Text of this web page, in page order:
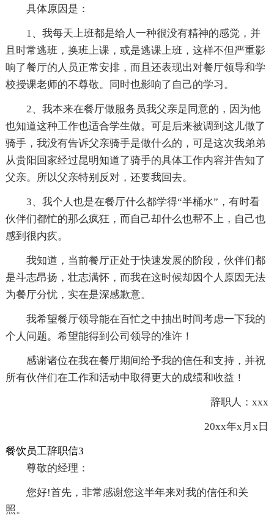
具体原因是：
1、我每天上班都是给人一种很没有精神的感觉，并
且时常逃班，换班上课，或是逃课上班，这样不但严重影
响了餐厅的人员正常安排，而且还表现出对餐厅领导和学
校授课老师的不尊敬。同时也影响了自己的学习。
2、我本来在餐厅做服务员我父亲是同意的，因为他
也知道这种工作也适合学生做。可是后来被调到这儿做了
骑手，我没有告诉父亲骑手是做什么的，可是这次我弟弟
从贵阳回家经过昆明知道了骑手的具体工作内容并告知了
父亲。所以父亲特别反对，还要我回去。
3、我个人也是在餐厅什么都学得“半桶水”，有时看
伙伴们都忙的那么疯狂，而自己却什么也帮不上，自己也
感到很内疚。
我知道，当前餐厅正处于快速发展的阶段，伙伴们都
是斗志昂扬，壮志满怀，而我在这时候却因个人原因无法
为餐厅分忧，实在是深感歉意。
我希望餐厅领导能在百忙之中抽出时间考虑一下我的
个人问题。希望能得到公司领导的准许！
感谢诸位在我在餐厅期间给予我的信任和支持，并祝
所有伙伴们在工作和活动中取得更大的成绩和收益！
辞职人：xxx
20xx年x月x日
餐饮员工辞职信3
尊敬的经理：
您好!首先，非常感谢您这半年来对我的信任和关
照。